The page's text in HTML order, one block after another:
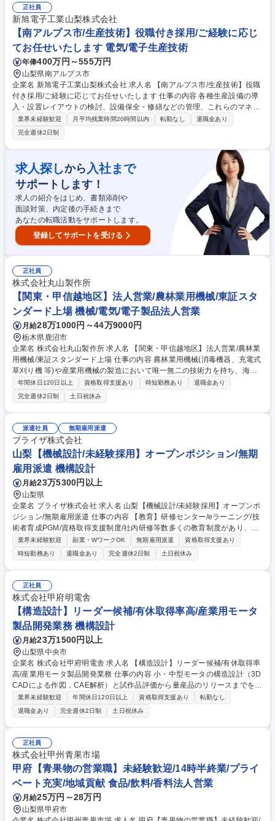
正社員
新旭電子工業山梨株式会社
【南アルプス市/生産技術】役職付き採用/ご経験に応じ
てお任せいたします 電気/電子生産技術
年俸400万円～555万円
山梨県南アルプス市
企業名 新旭電子工業山梨株式会社 求人名 【南アルプス市/生産技術】役職
付き採用/ご経験に応じてお任せいたします 仕事の内容 各種生産設備の導
入・設置レイアウトの検討、設備保全・修繕などの管理、これらのマネー
ジャー業務をお任せいたします。 【具体的な業務】 生産設備の仕様検討
～設置レイアウト検討～導入据付。 既存設備の専門保全、故障修理・改良
保全。（自社及びメーカー対応） ※業務内容の変更の範囲：当社業務全般
への変更可能性あり ※建物に改変を加える業務はありません 募集職種
【南アルプス市/生産技術】役職付き採用/ご経験に応じてお任せいたしま
す
業界未経験歓迎 月平均残業時間20時間以内 転勤なし
退職金あり
完全週休2日制
求人探しから 入社まで
サポートします！
求人の紹介をはじめ、書類添削や
面談対策、内定後の手続きまで
あなたの転職活動をサポートします。
登録してサポートを受ける
正社員
株式会社丸山製作所
【関東・甲信越地区】法人営業/農林業用機械/東証スタ
ンダード上場 機械/電気/電子製品法人営業
月給28万1000円～44万9000円
栃木県鹿沼市
企業名 株式会社丸山製作所 求人名 【関東・甲信越地区】法人営業/農林業
用機械/東証スタンダード上場 仕事の内容 農林業用機械(消毒機器、充電式
草刈り機 等)や産業用機械の製造において唯一無二の技術力を持ち、海外
展開も行っている当社において、コアとなる農林業用機械の営業をお任せ
します。 【業務詳細】入社後は、農林業用機械(消毒機・洗浄機・芝刈り
機・チェンソーなど)を取引先(JAや農業機械ディーラー、個人農機具店な
どの法人)へ提案していただきます。取引先が主催する展示会へ出展し、
ユーザーである農家の方へ直接、製品説明などを行ったり、農地での製品
実演、その他、メンテナンス作業を行う等、ただの営業活動で終わるので
はなく、技術的なご説明も担当いただきます。 募集職種 【関東・甲信越
地区】法人営業/農林業用機械/東証スタンダード上場
年間休日120日以上 資格取得支援あり 時短勤務あり
退職金あり
完全週休2日制
土日祝休み
派遣社員 無期雇用派遣
ブライザ株式会社
山梨【機械設計/未経験採用】オープンポジション/無期
雇用派遣 機構設計
月給23万5300円以上
山梨県
企業名 ブライザ株式会社 求人名 山梨【機械設計/未経験採用】オープンポ
ジション/無期雇用派遣 仕事の内容 【教育】研修センター/eラーニング/技
術者育成PGM/資格取得支援制度/社内研修等数多くの教育制度があり、キ
ャリアアップ・スキルアップ可能。 【取引先例】トヨタ自動車社/本田技
研工業社/デンソー社/ソニー社等 [職種例]テスト設計、CAD 設計、図面修
正、CADオペレータ、製品検査、機械加工、切削加工、部品検査 等 [配属]
当社は一人一人のキャリアに寄り添い、最適な職場環境の提供を大切にし
ています。全国に案件がある為、希望をできる限り考慮します。 [サポー
ト]営業面談(毎月),所長面談(3ヵ月毎),キャリアコンサルタントとのキャリ
アアップ相談(6ヵ月毎)があり、フォロー体制を整備。 募集職種 山梨【機
械設計/未経験採用】オープンポジション/無期雇用派遣
業界未経験歓迎 副業・WワークOK 無期雇用派遣
資格取得支援あり
時短勤務あり
退職金あり 完全週休2日制 土日祝休み
正社員
株式会社甲府明電舎
【構造設計】リーダー候補/有休取得率高/産業用モータ
製品開発業務 機構設計
月給23万1500円以上
山梨県中央市
企業名 株式会社甲府明電舎 求人名 【構造設計】リーダー候補/有休取得率
高/産業用モータ製品開発業務 仕事の内容 小・中型モータの構造設計（3D
CADによる作図，CAE解析）と試作品評価から量産品のリリースまでを、
電気設計者や営業・製造・品質管理メンバーなどとの共同作業により一貫
して進める業務です。 リーダーとして開発業務を牽引していただくと同時
に、自身のアイデアを盛り込んだ新製品開発遂行により社会に貢献できる
仕事です。 以下の業務を主に担当いただきます。 ■産業用モータの構造設
計、3D CADを使用しての図面作成 ■顧客との仕様打合せに基づき、構造
検討から製品/部品設計・製品評価までのプロジェクト管理 (変更範囲：当
社業務) 募集職種 【構造設計】リーダー候補/有休取得率高/産業用モータ
製品開発業務
業界未経験歓迎 年間休日120日以上 資格取得支援あり
転勤なし
退職金あり
完全週休2日制 土日祝休み
正社員
株式会社甲州青果市場
甲府【青果物の営業職】未経験歓迎/14時半終業/プライ
ベート充実/地域貢献 食品/飲料/香料法人営業
月給25万円～28万円
山梨県甲府市